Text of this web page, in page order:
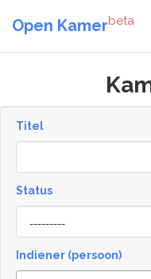
Open Kamerbeta
Titel
Status
[invalid
name]
Indiener (persoon)